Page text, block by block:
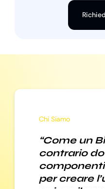
Chi Siamo
“Come un
contrario
per creare